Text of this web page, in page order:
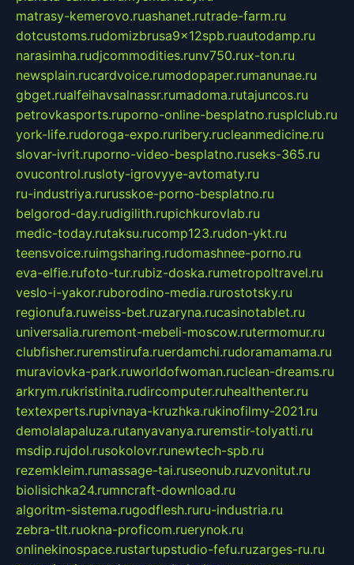
matrasy-kemerovo.ruashanet.rutrade-farm.ru
dotcustoms.rudomizbrusa9x12spb.ruautodamp.ru
narasimha.rudjcommodities.runv750.rux-ton.ru
newsplain.rucardvoice.rumodopaper.rumanunae.ru
gbget.rualfeihavsalnassr.rumadoma.rutajuncos.ru
petrovkasports.ruporno-online-besplatno.rusplclub.ru
york-life.rudoroga-expo.ruribery.rucleanmedicine.ru
slovar-ivrit.ruporno-video-besplatno.ruseks-365.ru
ovucontrol.rusloty-igrovyye-avtomaty.ru
ru-industriya.rurusskoe-porno-besplatno.ru
belgorod-day.rudigilith.rupichkurovlab.ru
medic-today.rutaksu.rucomp123.rudon-ykt.ru
teensvoice.ruimgsharing.rudomashnee-porno.ru
eva-elfie.rufoto-tur.rubiz-doska.rumetropoltravel.ru
veslo-i-yakor.ruborodino-media.rurostotsky.ru
regionufa.ruweiss-bet.ruzaryna.rucasinotablet.ru
universalia.ruremont-mebeli-moscow.rutermomur.ru
clubfisher.ruremstirufa.ruerdamchi.rudoramamama.ru
muraviovka-park.ruworldofwoman.ruclean-dreams.ru
arkrym.rukristinita.rudircomputer.ruhealthenter.ru
textexperts.rupivnaya-kruzhka.rukinofilmy-2021.ru
demolalapaluza.rutanyavanya.ruremstir-tolyatti.ru
msdip.rujdol.rusokolovr.runewtech-spb.ru
rezemkleim.rumassage-tai.ruseonub.ruzvonitut.ru
biolisichka24.rumncraft-download.ru
algoritm-sistema.rugodflesh.ruru-industria.ru
zebra-tlt.ruokna-proficom.ruerynok.ru
onlinekinospace.rustartupstudio-fefu.ruzarges-ru.ru